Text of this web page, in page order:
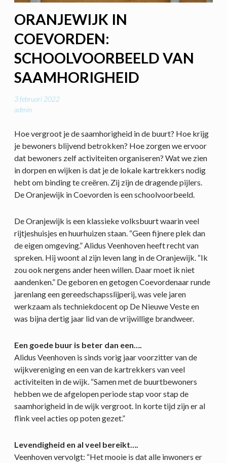
ORANJEWIJK IN
COEVORDEN:
SCHOOLVOORBEELD VAN
SAAMHORIGHEID
3 februari 2022
admin
Hoe vergroot je de saamhorigheid in de buurt? Hoe krijg
je bewoners blijvend betrokken? Hoe zorgen we ervoor
dat bewoners zelf activiteiten organiseren? Wat we zien
in dorpen en wijken is dat je de lokale kartrekkers nodig
hebt om binding te creëren. Zij zijn de dragende pijlers.
De Oranjewijk in Coevorden is een schoolvoorbeeld.
De Oranjewijk is een klassieke volksbuurt waarin veel
rijtjeshuisjes en huurhuizen staan. “Geen fijnere plek dan
de eigen omgeving.” Alidus Veenhoven heeft recht van
spreken. Hij woont al zijn leven lang in de Oranjewijk. “Ik
zou ook nergens ander heen willen. Daar moet ik niet
aandenken.” De geboren en getogen Coevordenaar runde
jarenlang een gereedschapsslijperij, was vele jaren
werkzaam als techniekdocent op De Nieuwe Veste en
was bijna dertig jaar lid van de vrijwillige brandweer.
Een goede buur is beter dan een….
Alidus Veenhoven is sinds vorig jaar voorzitter van de
wijkvereniging en een van de kartrekkers van veel
activiteiten in de wijk. “Samen met de buurtbewoners
hebben we de afgelopen periode stap voor stap de
saamhorigheid in de wijk vergroot. In korte tijd zijn er al
flink veel acties op poten gezet.”
Levendigheid en al veel bereikt….
Veenhoven vervolgt: “Het mooie is dat alle inwoners er